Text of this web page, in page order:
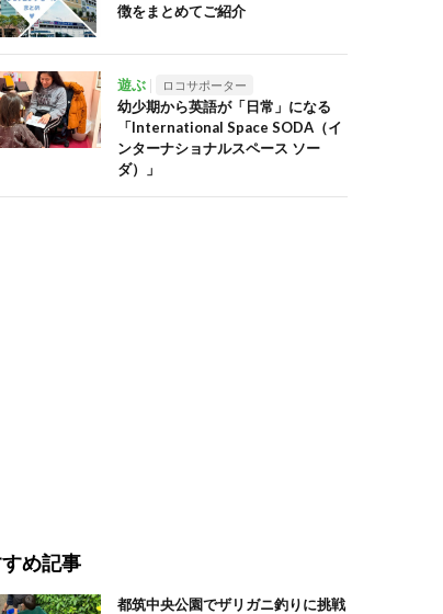
徴をまとめてご紹介
遊ぶ ロコサポーター
幼少期から英語が「日常」になる
「International Space SODA（イ
ンターナショナルスペース ソー
ダ）」
め記事
都筑中央公園でザリガニ釣りに挑戦